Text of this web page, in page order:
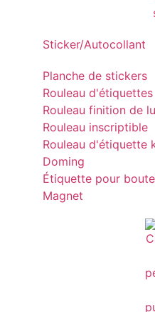
Sticker/Autocollant
Planche de stickers
Rouleau d'étiquettes
Rouleau finition de
Rouleau inscriptible
Rouleau d'étiquette
Doming
Étiquette pour
Magnet